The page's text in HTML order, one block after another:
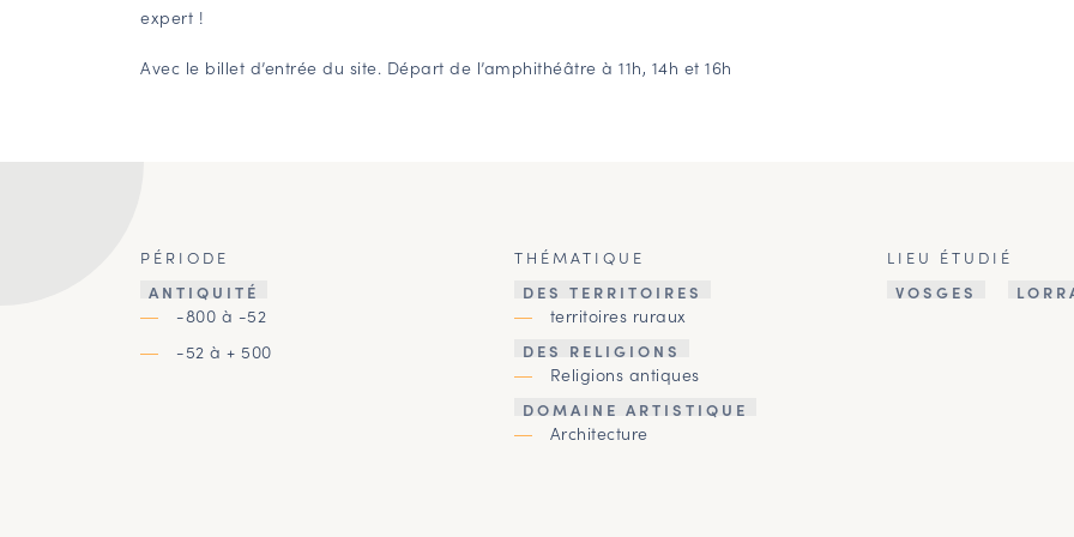
expert !
Avec le billet d’entrée du site. Départ de l’amphithéâtre à 11h, 14h et 16h
PÉRIODE
ANTIQUITÉ
-800 à -52
-52 à + 500
THÉMATIQUE
DES TERRITOIRES
territoires ruraux
DES RELIGIONS
Religions antiques
DOMAINE ARTISTIQUE
Architecture
LIEU ÉTUDIÉ
VOSGES